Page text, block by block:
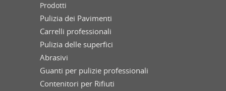
Prodotti
Pulizia dei Pavimenti
Carrelli professionali
Pulizia delle superfici
Abrasivi
Guanti per pulizie professionali
Contenitori per Rifiuti